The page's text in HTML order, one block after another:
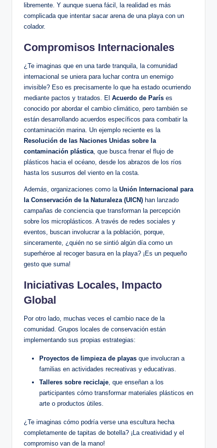
libremente. Y aunque suena fácil, la realidad es más
complicada que intentar sacar arena de una playa con un
colador.
Compromisos Internacionales
¿Te imaginas que en una tarde tranquila, la comunidad
internacional se uniera para luchar contra un enemigo
invisible? Eso es precisamente lo que ha estado ocurriendo
mediante pactos y tratados. El Acuerdo de París es
conocido por abordar el cambio climático, pero también se
están desarrollando acuerdos específicos para combatir la
contaminación marina. Un ejemplo reciente es la
Resolución de las Naciones Unidas sobre la
contaminación plástica , que busca frenar el flujo de
plásticos hacia el océano, desde los abrazos de los ríos
hasta los susurros del viento en la costa.
Además, organizaciones como la Unión Internacional para
la Conservación de la Naturaleza (UICN) han lanzado
campañas de conciencia que transforman la percepción
sobre los microplásticos. A través de redes sociales y
eventos, buscan involucrar a la población, porque,
sinceramente, ¿quién no se sintió algún día como un
superhéroe al recoger basura en la playa? ¡Es un pequeño
gesto que suma!
Iniciativas Locales, Impacto
Global
Por otro lado, muchas veces el cambio nace de la
comunidad. Grupos locales de conservación están
implementando sus propias estrategias:
Proyectos de limpieza de playas que involucran a
familias en actividades recreativas y educativas.
Talleres sobre reciclaje, que enseñan a los
participantes cómo transformar materiales plásticos en
arte o productos útiles.
¿Te imaginas cómo podría verse una escultura hecha
completamente de tapitas de botella? ¡La creatividad y el
compromiso van de la mano!